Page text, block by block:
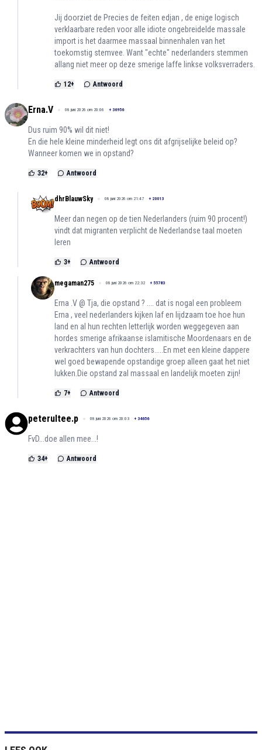
Jij doorziet de Precies de feiten edjan , de enige logisch
verklaarbare reden voor alle idiote ongebreidelde massale
import is het daarmee massaal binnenhalen van het
toekomstig stemvee. Want "echte" nederlanders stemmen
allang niet meer op deze smerige laffe linkse volksverraders.
12+ Antwoord
Erna.V 08 juni 2026 om 20:06 + 36956
Dus ruim 90% wil dit niet!
En die hele kleine minderheid legt ons dit afgrijselijke beleid op?
Wanneer komen we in opstand?
32+ Antwoord
dhrBlauwSky 08 juni 2026 om 21:47 + 20013
Meer dan negen op de tien Nederlanders (ruim 90 procent!)
vindt dat migranten verplicht de Nederlandse taal moeten
leren
3+ Antwoord
megaman275 08 juni 2026 om 22:32 + 55783
Erna .V @ Tja, die opstand ? .... dat is nogal een probleem
Erna , veel nederlanders kijken laf en lijdzaam toe hoe hun
land en al hun rechten letterlijk worden weggegeven aan
hordes smerige afrikaanse islamitische Moordenaars en de
verkrachters van hun dochters.....En met een kleine dappere
wel goed bewapende opstandige groep alleen gaat het niet
lukken.Die opstand zal massaal en landelijk moeten zijn!
7+ Antwoord
peterultee.p 08 juni 2026 om 20:03 + 34656
FvD...doe allen mee...!
34+ Antwoord